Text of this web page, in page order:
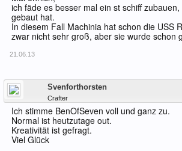
ich fäde es besser mal ein st schiff
gebaut hat.
In diesem Fall Machinia hat schon die USS
zwar nicht sehr groß, aber sie wurde schon
21.06.13
Svenforthorsten
Crafter
Ich stimme BenOfSeven voll und ganz zu.
Normal ist heutzutage out.
Kreativität ist gefragt.
Viel Glück